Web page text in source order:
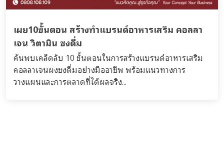
เผย10ขั้นตอน สร้างทำแบรนด์อาหารเสริม คอลลา
เจน วิตามิน ชงดื่ม
ค้นพบเคล็ดลับ 10 ขั้นตอนในการสร้างแบรนด์อาหารเสริม
คอลลาเจนผงชงดื่มอย่างมืออาชีพ พร้อมแนวทางการ
วางแผนและการตลาดที่ได้ผลจริง...